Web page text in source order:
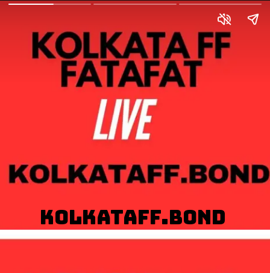
kolkataff.bond